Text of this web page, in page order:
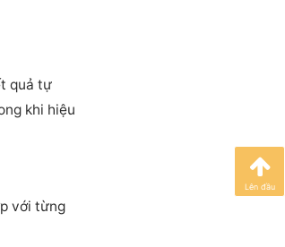
quả tự
khi hiệu
với từng
Lên đầu